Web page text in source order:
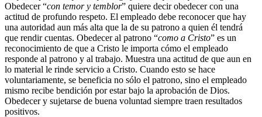
Obedecer “con temor y temblor” quiere decir obedecer con una
actitud de profundo respeto. El empleado debe reconocer que hay
una autoridad aun más alta que la de su patrono a quien él tendrá
que rendir cuentas. Obedecer al patrono “como a Cristo” es un
reconocimiento de que a Cristo le importa cómo el empleado
responde al patrono y al trabajo. Muestra una actitud de que aun en
lo material le rinde servicio a Cristo. Cuando esto se hace
voluntariamente, se beneficia no sólo el patrono, sino el empleado
mismo recibe bendición por estar bajo la aprobación de Dios.
Obedecer y sujetarse de buena voluntad siempre traen resultados
positivos.